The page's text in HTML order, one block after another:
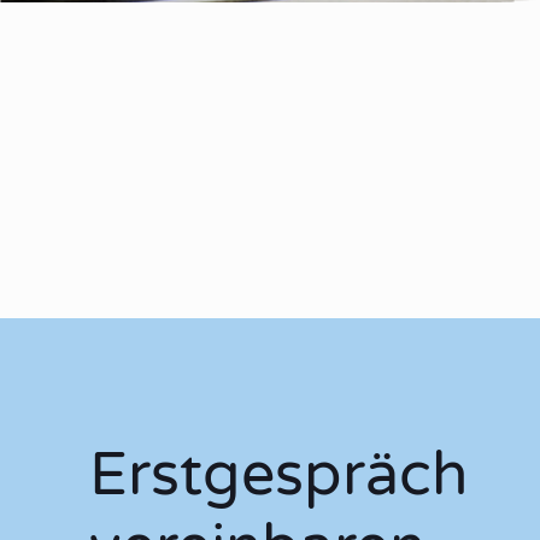
Erstgespräch